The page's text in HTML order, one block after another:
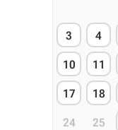
3 4
10 11
17 18
24 25